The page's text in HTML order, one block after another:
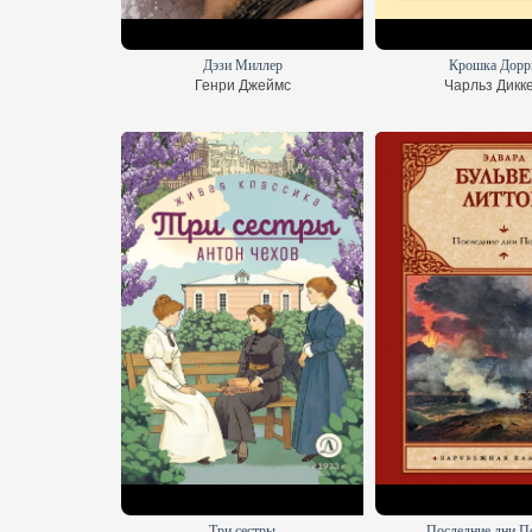
Дэзи Миллер
Генри Джеймс
Крошка
Чарльз